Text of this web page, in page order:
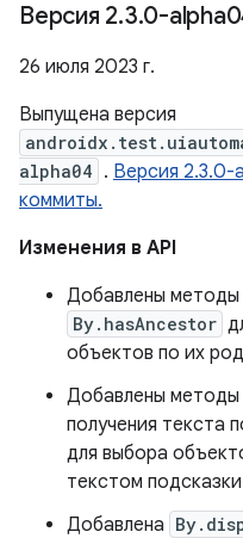
Версия 2.3.0-
26 июля 2023 г.
Выпущена версия
alpha04 . Версия
коммиты.
Изменения в API
Добавлены методы
By.hasAncestor
объектов по их
Добавлены методы
получения текста
для выбора
текстом
Добавлена